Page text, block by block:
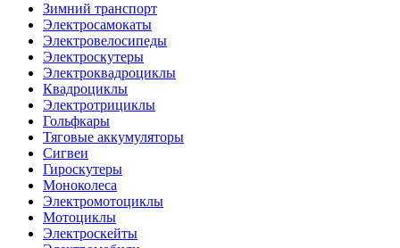
Зимний транспорт
Электросамокаты
Электровелосипеды
Электроскутеры
Электроквадроциклы
Квадроциклы
Электротрициклы
Гольфкары
Тяговые аккумуляторы
Сигвеи
Гироскутеры
Моноколеса
Электромотоциклы
Мотоциклы
Электроскейты